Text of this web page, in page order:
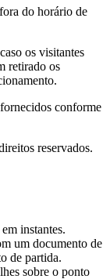
do horário de
os visitantes
retirado os
conforme
reservados.
instantes.
um documento de
de partida.
sobre o ponto